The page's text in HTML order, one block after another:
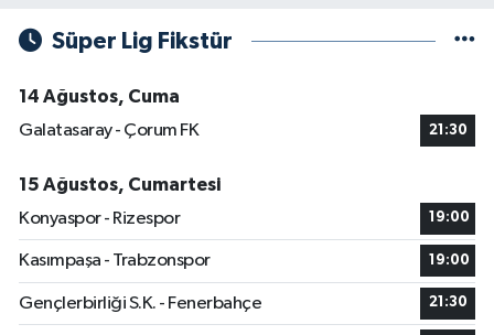
Süper Lig Fikstür
14 Ağustos, Cuma
Galatasaray - Çorum FK
21:30
15 Ağustos, Cumartesi
Konyaspor - Rizespor
19:00
Kasımpaşa - Trabzonspor 19:00
Gençlerbirliği S.K. - Fenerbahçe 21:30